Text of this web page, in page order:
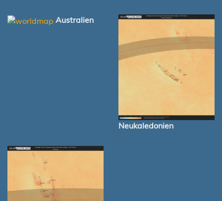
Australien
Neukaledonien